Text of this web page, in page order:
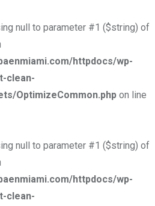
null to parameter #1 ($string) of
httpdocs/wp-
clean-
OptimizeCommon.php on line
null to parameter #1 ($string) of
httpdocs/wp-
clean-